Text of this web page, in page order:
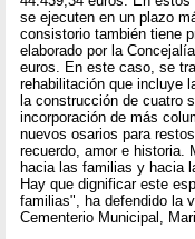
se ejecuten en un plazo
consistorio también tiene
elaborado por la
euros. En este caso, se
rehabilitación que incluye
la construcción de cuatro
incorporación de más
nuevos osarios para
recuerdo, amor e historia.
hacia las familias y hacia
Hay que dignificar este
familias", ha defendido la
Cementerio Municipal,